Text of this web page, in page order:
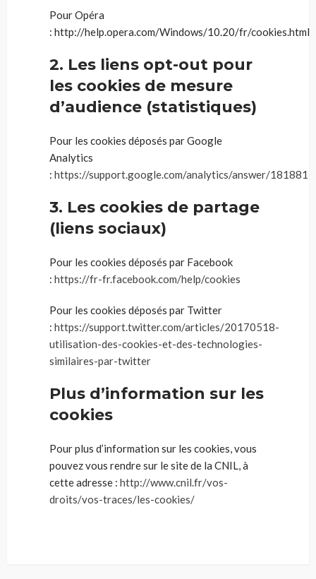
Pour Opéra
: http://help.opera.com/Windows/10.20/fr/cookies.html
2. Les liens opt-out pour
les cookies de mesure
d’audience (statistiques)
Pour les cookies déposés par Google
Analytics
: https://support.google.com/analytics/answer/181881
3. Les cookies de partage
(liens sociaux)
Pour les cookies déposés par Facebook
: https://fr-fr.facebook.com/help/cookies
Pour les cookies déposés par Twitter
: https://support.twitter.com/articles/20170518-
utilisation-des-cookies-et-des-technologies-
similaires-par-twitter
Plus d’information sur les
cookies
Pour plus d’information sur les cookies, vous
pouvez vous rendre sur le site de la CNIL, à
cette adresse : http://www.cnil.fr/vos-
droits/vos-traces/les-cookies/